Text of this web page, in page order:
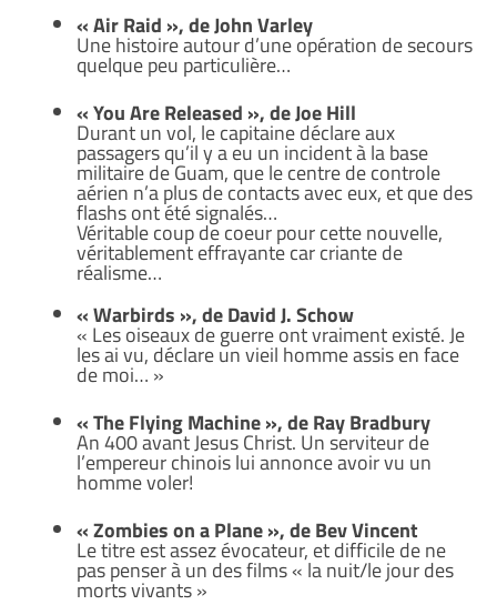
« Air Raid », de John Varley
Une histoire autour d’une opération de secours
quelque peu particulière…
« You Are Released », de Joe Hill
Durant un vol, le capitaine déclare aux
passagers qu’il y a eu un incident à la base
militaire de Guam, que le centre de controle
aérien n’a plus de contacts avec eux, et que des
flashs ont été signalés…
Véritable coup de coeur pour cette nouvelle,
véritablement effrayante car criante de
réalisme…
« Warbirds », de David J. Schow
« Les oiseaux de guerre ont vraiment existé. Je
les ai vu, déclare un vieil homme assis en face
de moi… »
« The Flying Machine », de Ray Bradbury
An 400 avant Jesus Christ. Un serviteur de
l’empereur chinois lui annonce avoir vu un
homme voler!
« Zombies on a Plane », de Bev Vincent
Le titre est assez évocateur, et difficile de ne
pas penser à un des films « la nuit/le jour des
morts vivants »